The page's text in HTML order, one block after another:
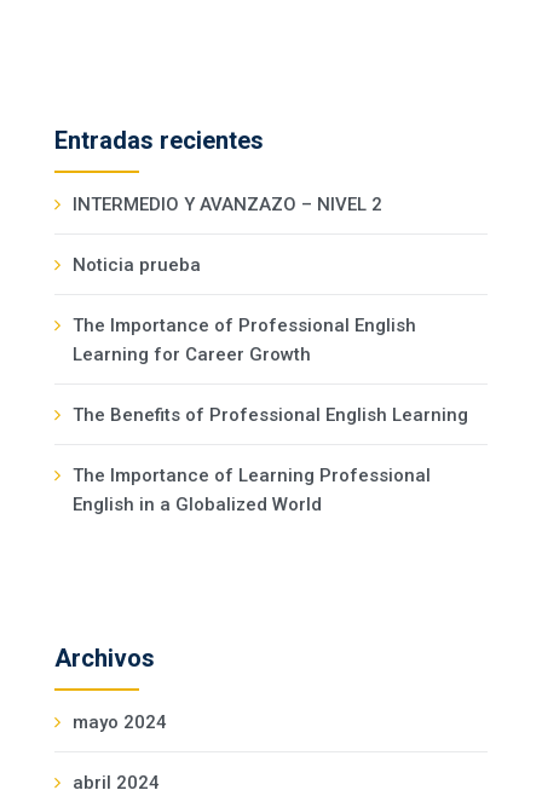
Entradas recientes
INTERMEDIO Y AVANZAZO – NIVEL 2
Noticia prueba
The Importance of Professional English
Learning for Career Growth
The Benefits of Professional English Learning
The Importance of Learning Professional
English in a Globalized World
Archivos
mayo 2024
abril 2024